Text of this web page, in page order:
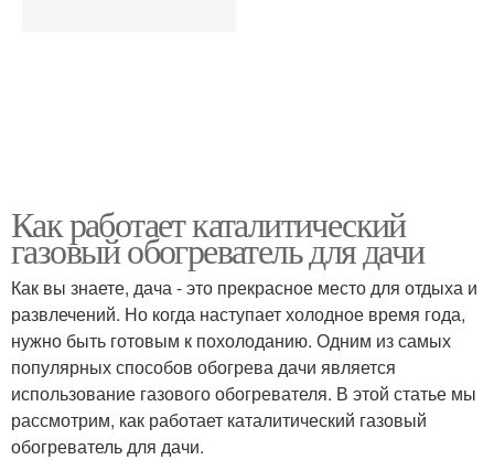
Как работает каталитический
газовый обогреватель для дачи
Как вы знаете, дача - это прекрасное место для отдыха и
развлечений. Но когда наступает холодное время года,
нужно быть готовым к похолоданию. Одним из самых
популярных способов обогрева дачи является
использование газового обогревателя. В этой статье мы
рассмотрим, как работает каталитический газовый
обогреватель для дачи.